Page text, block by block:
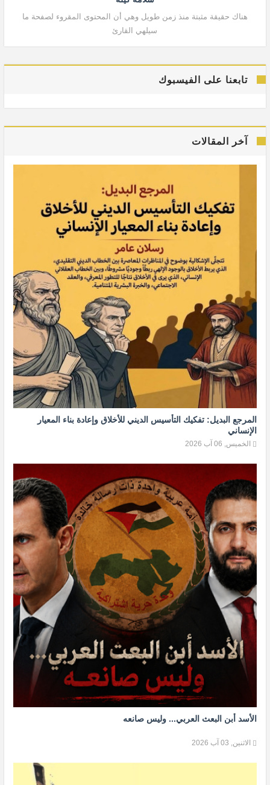
هناك حقيقة مثبتة منذ زمن طويل وهي أن المحتوى المقروء لصفحة ما
سيلهي القارئ
تابعنا على الفيسبوك
آخر المقالات
المرجع البديل: تفكيك التأسيس الديني للأخلاق وإعادة بناء المعيار
الإنساني
الخميس, 06 آب 2026
الأسد أبن البعث العربي... وليس صانعه
الاثنين, 03 آب 2026